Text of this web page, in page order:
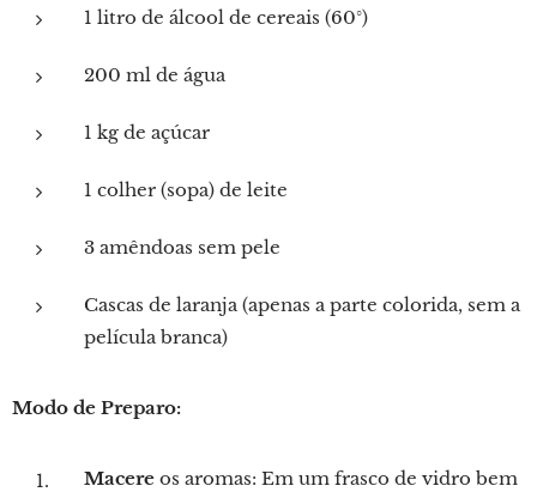
1 litro de álcool de cereais (60°)
200 ml de água
1 kg de açúcar
1 colher (sopa) de leite
3 amêndoas sem pele
Cascas de laranja (apenas a parte colorida, sem a
película branca)
Modo de Preparo:
Macere os aromas: Em um frasco de vidro bem